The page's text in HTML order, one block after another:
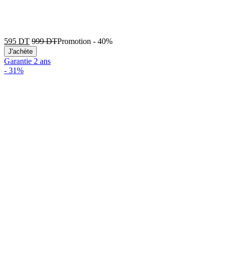
595 DT 999DTPromotion - 40%
J'achète
Garantie 2 ans
- 31%